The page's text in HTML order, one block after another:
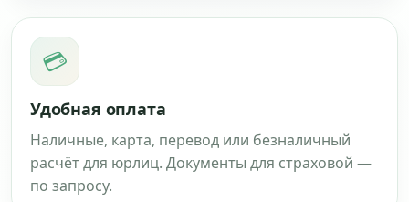
💳
Удобная оплата
Наличные, карта, перевод или безналичный
расчёт для юрлиц. Документы для страховой —
по запросу.